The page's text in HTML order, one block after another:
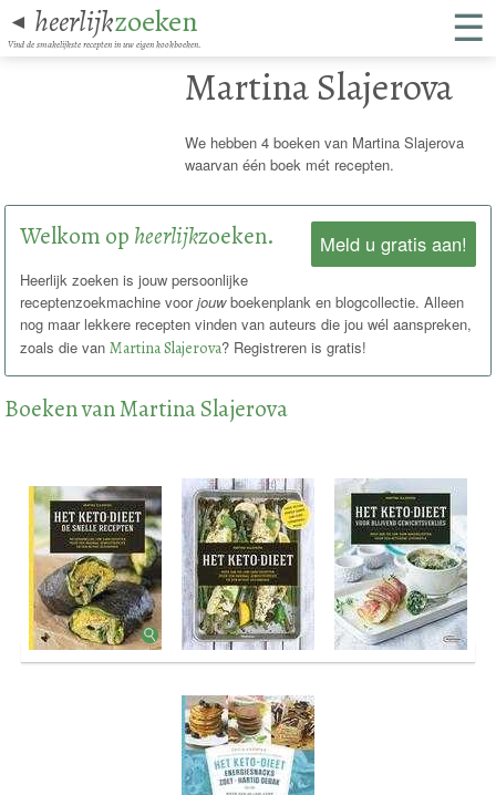
◄ heerlijkzoeken
Vind de smakelijkste recepten in uw eigen kookboeken. ☰
Martina Slajerova
We hebben 4 boeken van Martina Slajerova
waarvan één boek mét recepten.
Meld u gratis aan!
Welkom op heerlijkzoeken.
Heerlijk zoeken is jouw persoonlijke
receptenzoekmachine voorjouwboekenplank en blogcollectie. Alleen
nog maar lekkere recepten vinden van auteurs die jou wél aanspreken,
zoals die vanMartina Slajerova? Registreren is gratis!
Boeken van Martina Slajerova